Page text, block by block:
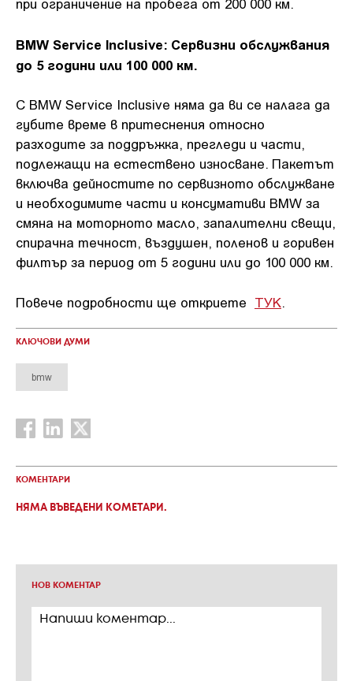
при ограничение на пробега от 200 000 км.
BMW Service Inclusive: Сервизни обслужвания
до 5 години или 100 000 км.
С BMW Service Inclusive няма да ви се налага да
губите време в притеснения относно
разходите за поддръжка, прегледи и части,
подлежащи на естествено износване. Пакетът
включва дейностите по сервизното обслужване
и необходимите части и консумативи BMW за
смяна на моторното масло, запалителни свещи,
спирачна течност, въздушен, поленов и горивен
филтър за период от 5 години или до 100 000 км.
Повече подробности ще откриете ТУК
КЛЮЧОВИ ДУМИ
bmw
КОМЕНТАРИ
НЯМА ВЪВЕДЕНИ КОМЕТАРИ.
НОВ КОМЕНТАР